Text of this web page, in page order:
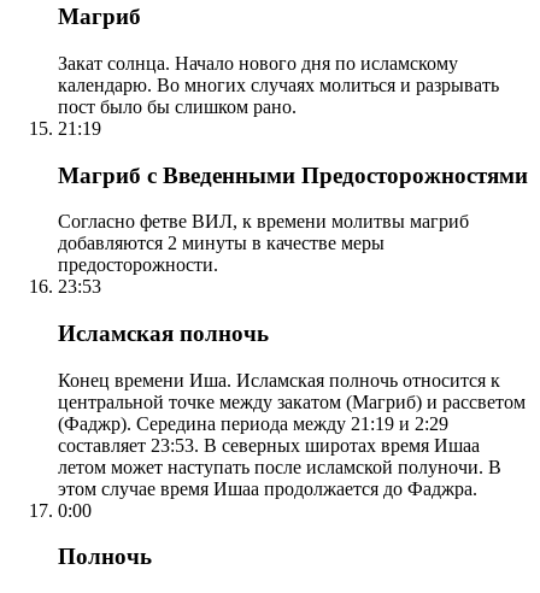
Магриб
Закат солнца. Начало нового дня по исламскому
календарю. Во многих случаях молиться и разрывать
пост было бы слишком рано.
21:19
Магриб с Введенными Предосторожностями
Согласно фетве ВИЛ, к времени молитвы магриб
добавляются 2 минуты в качестве меры
предосторожности.
23:53
Исламская полночь
Конец времени Иша. Исламская полночь относится к
центральной точке между закатом (Магриб) и рассветом
(Фаджр). Середина периода между 21:19 и 2:29
составляет 23:53. В северных широтах время Ишаа
летом может наступать после исламской полуночи. В
этом случае время Ишаа продолжается до Фаджра.
0:00
Полночь